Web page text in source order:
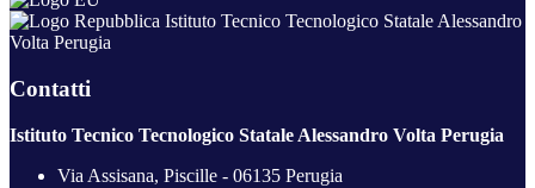
Istituto Tecnico Tecnologico Statale Alessandro
Volta Perugia
Contatti
Istituto Tecnico Tecnologico Statale Alessandro Volta Perugia
Via Assisana, Piscille - 06135 Perugia